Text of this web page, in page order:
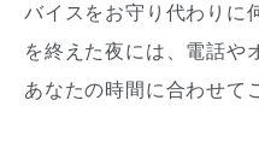
バイスをお守り代わりに
を終えた夜には、電話
あなたの時間に合わせて